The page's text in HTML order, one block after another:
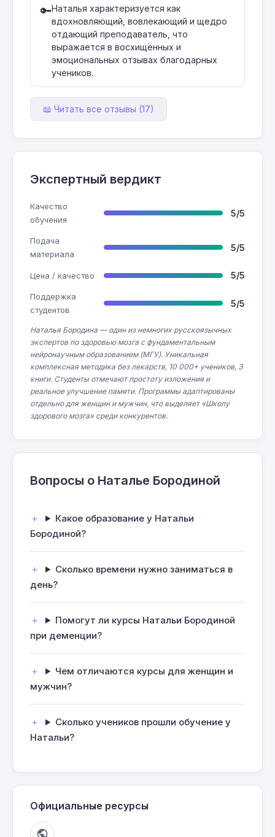
🔑Наталья характеризуется как
вдохновляющий, вовлекающий и щедро
отдающий преподаватель, что
выражается в восхищённых и
эмоциональных отзывах благодарных
учеников.
📖 Читать все отзывы (17)
Экспертный вердикт
Качество
обучения
5/5
Подача
материала
5/5
Цена / качество 5/5
Поддержка
студентов
5/5
Наталья Бородина — один из немногих русскоязычных
экспертов по здоровью мозга с фундаментальным
нейронаучным образованием (МГУ). Уникальная
комплексная методика без лекарств, 10 000+ учеников, 3
книги. Студенты отмечают простоту изложения и
реальное улучшение памяти. Программы адаптированы
отдельно для женщин и мужчин, что выделяет «Школу
здорового мозга» среди конкурентов.
Вопросы о Наталье Бородиной
Какое образование у Натальи
Бородиной?
Сколько времени нужно заниматься в
день?
Помогут ли курсы Натальи Бородиной
при деменции?
Чем отличаются курсы для женщин и
мужчин?
Сколько учеников прошли обучение у
Натальи?
Официальные ресурсы